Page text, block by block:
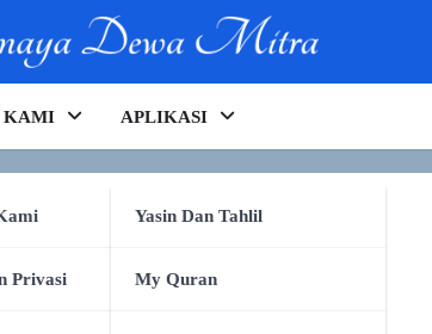
KAMI
Privasi
APLIKASI
Yasin Dan Tahlil
My Quran
Seniman Elite
Karya